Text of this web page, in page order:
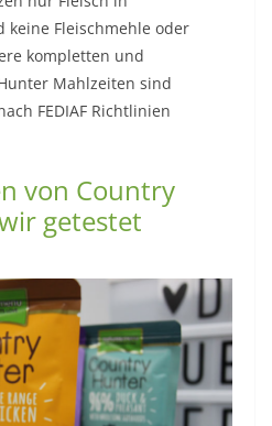
Fleischmehle oder
kompletten und
Mahlzeiten sind
FEDIAF Richtlinien
von Country
getestet